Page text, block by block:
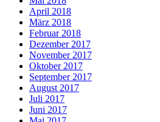
April 2018
März 2018
Februar 2018
Dezember 2017
November 2017
Oktober 2017
September 2017
August 2017
Juli 2017
Juni 2017